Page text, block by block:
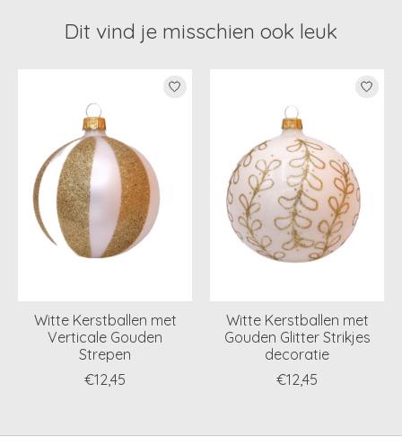
Dit vind je misschien ook leuk
Items van productcarrousel
Witte Kerstballen met
Verticale Gouden
Strepen
€12,45
Witte Kerstballen met
Gouden Glitter Strikjes
decoratie
€12,45